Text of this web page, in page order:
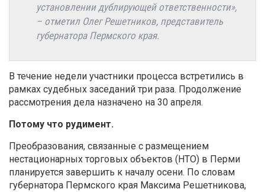
установлении дублирующей ответственности»,
– отметил Олег Решетников, представитель
губернатора Пермского края.
В течение недели участники процесса встретились в
рамках судебных заседаний три раза. Продолжение
рассмотрения дела назначено на 30 апреля.
Потому что рудимент.
Преобразования, связанные с размещением
нестационарных торговых объектов (НТО) в Перми
планируется завершить к началу осени. По словам
губернатора Пермского края Максима Решетникова,